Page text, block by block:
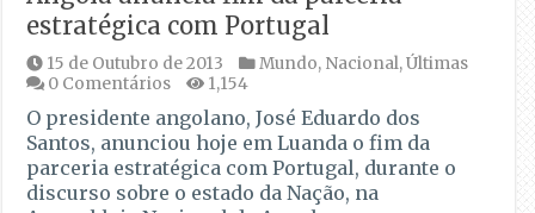
estratégica com Portugal
15 de Outubro de 2013 Mundo, Nacional,Últimas
0 Comentários
1,154
O presidente angolano, José Eduardo dos
Santos, anunciou hoje em Luanda o fim da
parceria estratégica com Portugal, durante o
discurso sobre o estado da Nação, na